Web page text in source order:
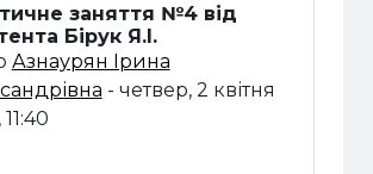
заняття №4 від
Бірук Я.І.
Азнаурян Ірина
- четвер, 2 квітня
відповідей: 0